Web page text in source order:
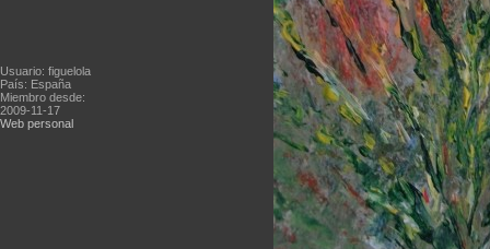
Usuario: figuelola
País: España
Miembro desde:
2009-11-17
Web personal